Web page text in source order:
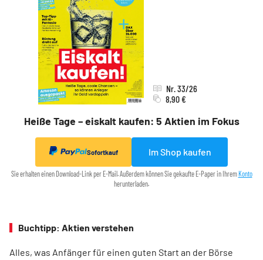
Heiße Tage – eiskalt kaufen: 5 Aktien im Fokus
Nr. 33/26
8,90 €
Sofortkauf Im Shop kaufen
Sie erhalten einen Download-Link per E-Mail. Außerdem können Sie gekaufte E-Paper in Ihrem Konto
herunterladen.
Buchtipp: Aktien verstehen
Alles, was Anfänger für einen guten Start an der Börse